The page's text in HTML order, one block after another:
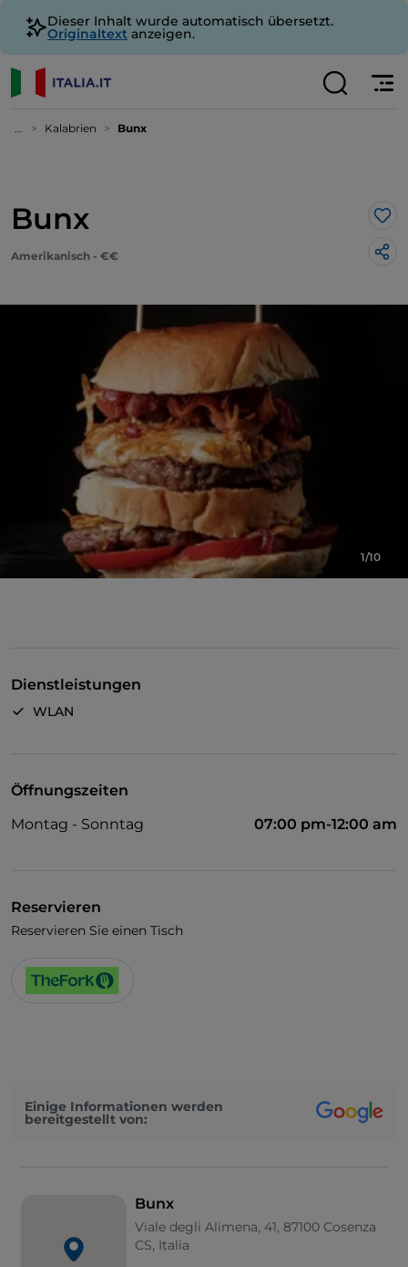
Dieser Inhalt wurde automatisch übersetzt.
Originaltext anzeigen.
... Kalabrien Bunx
Bunx
Amerikanisch - €€
1/10
Dienstleistungen
WLAN
Öffnungszeiten
Montag - Sonntag
07:00 pm-12:00 am
Reservieren
Reservieren Sie einen Tisch
Einige Informationen werden
bereitgestellt von:
Bunx
Viale degli Alimena, 41, 87100 Cosenza
CS, Italia